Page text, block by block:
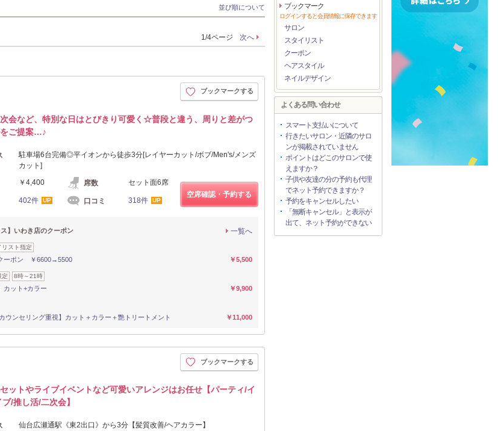
並び順について
1/4ページ 次へ
ブックマークする
会など、特別な日はとびきり可愛く☆普段と違う、周りと差がつ
ご提案…♪
駐車場6台完備◎平イオンから徒歩3分[レイヤーカット/ボブ/Men's/メンズ
カット]
￥4,400 席数 セット面6席
402件 UP 口コミ 318件 UP
空席確認・予約する
】いわき店のクーポン 一覧へ
リスト指定
ーポン ￥6600→5500 ￥5,500
定 8時～21時
カット+カラー ￥9,900
ウンセリング重視】カット＋カラー＋艶トリートメント ￥11,000
ブックマークする
ットやライブイベントなど可愛いアレンジはお任せ【パーティ/イ
/推し活/二次会】
仙台広瀬通駅《東2出口》から3分【髪質改善/ヘアカラー】
ブックマーク
ログインすると会員情報に保存できます
サロン
スタイリスト
クーポン
ヘアスタイル
ネイルデザイン
よくある問い合わせ
スマート支払いについて
行きたいサロン・近隣のサロ
ンが掲載されていません
ポイントはどこのサロンで使
えますか？
子供や友達の分の予約も代理
でネット予約できますか？
予約をキャンセルしたい
「無断キャンセル」と表示が
出て、ネット予約ができない